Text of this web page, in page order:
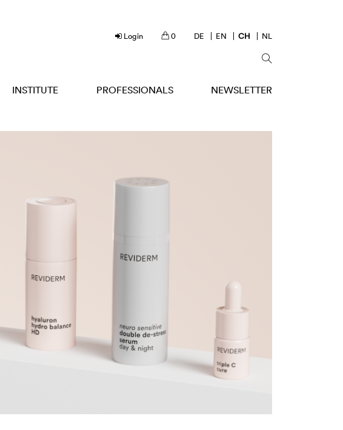
Login 0 DE EN CH NL
INSTITUTE PROFESSIONALS NEWSLETTER